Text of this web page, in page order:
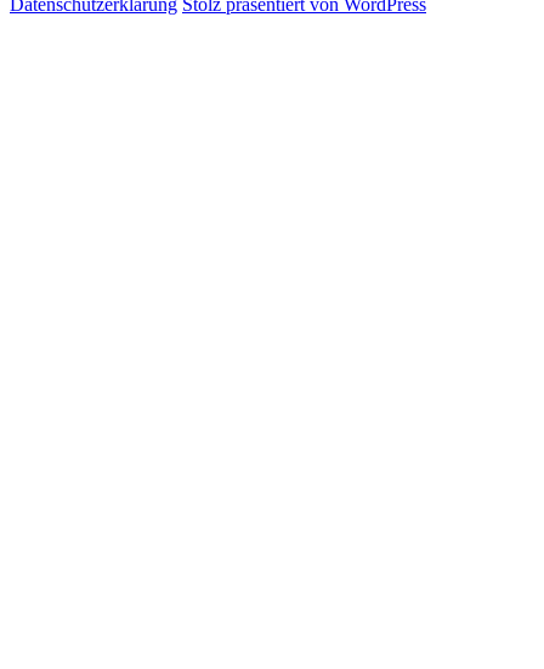
Datenschutzerklärung Stolz präsentiert von WordPress